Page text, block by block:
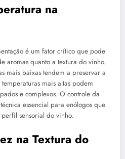
na
é um fator crítico que pode
aromas quanto a textura do vinho.
mais baixas tendem a preservar a
mais altas podem
e complexos. O controle da
essencial para enólogos que
sensorial do vinho.
na Textura do